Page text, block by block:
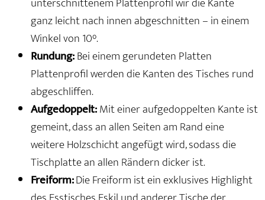
ganz leicht nach innen abgeschnitten – in einem
Winkel von 10°.
Rundung:Bei einem gerundeten Platten
Plattenprofil werden die Kanten des Tisches rund
abgeschliffen.
Aufgedoppelt:Mit einer aufgedoppelten Kante ist
gemeint, dass an allen Seiten am Rand eine
weitere Holzschicht angefügt wird, sodass die
Tischplatte an allen Rändern dicker ist.
Freiform:Die Freiform ist ein exklusives Highlight